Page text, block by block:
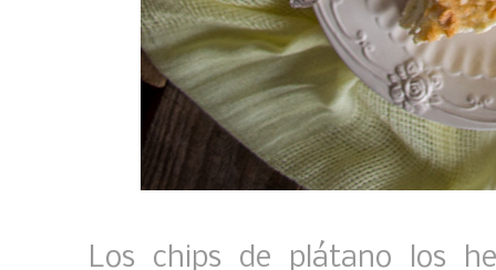
Los chips de plátano los